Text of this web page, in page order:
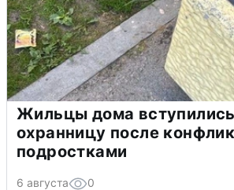
Жильцы дома
охранницу после
подростками
6 августа 0